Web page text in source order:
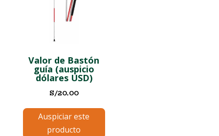
Valor de Bastón
guía (auspicio
dólares USD)
S/20.00
Auspiciar este
producto